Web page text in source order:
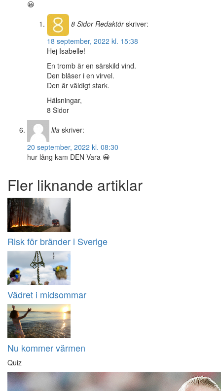
😀
8 SidorRedaktör skriver:
18 september, 2022 kl. 15:38
Hej Isabelle!
En tromb är en särskild vind.
Den blåser i en virvel.
Den är väldigt stark.
Hälsningar,
8 Sidor
lila skriver:
20 september, 2022 kl. 08:30
hur lång kam DEN Vara 😀
Fler liknande artiklar
Risk för bränder i Sverige
Vädret i midsommar
Nu kommer värmen
Quiz